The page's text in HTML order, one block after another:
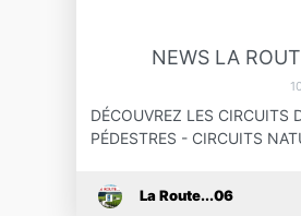
NEWS LA
DÉCOUVREZ LES CIRCUITS
PÉDESTRES - CIRCUITS
La Route...06